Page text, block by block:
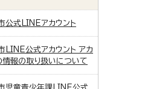
公式LINEアカウント
LINE公式アカウント アカ
情報の取り扱いについて